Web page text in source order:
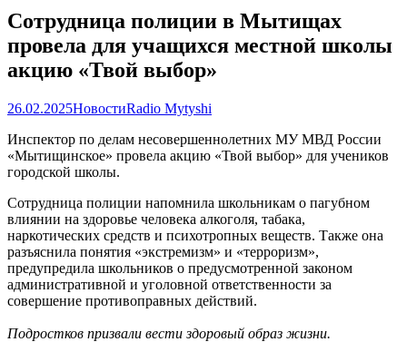
Сотрудница полиции в Мытищах
провела для учащихся местной школы
акцию «Твой выбор»
26.02.2025НовостиRadio Mytyshi
Инспектор по делам несовершеннолетних МУ МВД России
«Мытищинское» провела акцию «Твой выбор» для учеников
городской школы.
Сотрудница полиции напомнила школьникам о пагубном
влиянии на здоровье человека алкоголя, табака,
наркотических средств и психотропных веществ. Также она
разъяснила понятия «экстремизм» и «терроризм»,
предупредила школьников о предусмотренной законом
административной и уголовной ответственности за
совершение противоправных действий.
Подростков призвали вести здоровый образ жизни.